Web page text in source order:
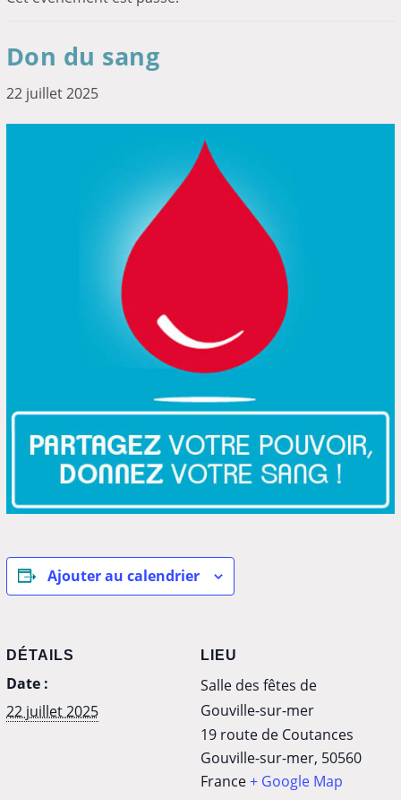
Don du sang
22 juillet 2025
Ajouter au calendrier
DÉTAILS
Date :
22 juillet 2025
LIEU
Salle des fêtes de
Gouville-sur-mer
19 route de Coutances
Gouville-sur-mer, 50560
France+ Google Map